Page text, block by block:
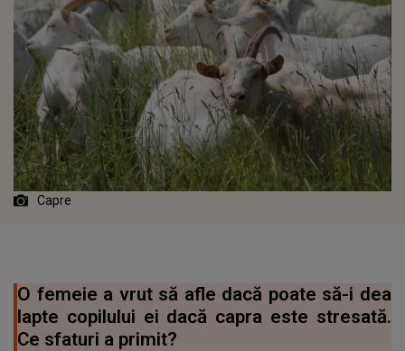
Capre
O femeie a vrut să afle dacă poate să-i dea
lapte copilului ei dacă capra este stresată.
Ce sfaturi a primit?